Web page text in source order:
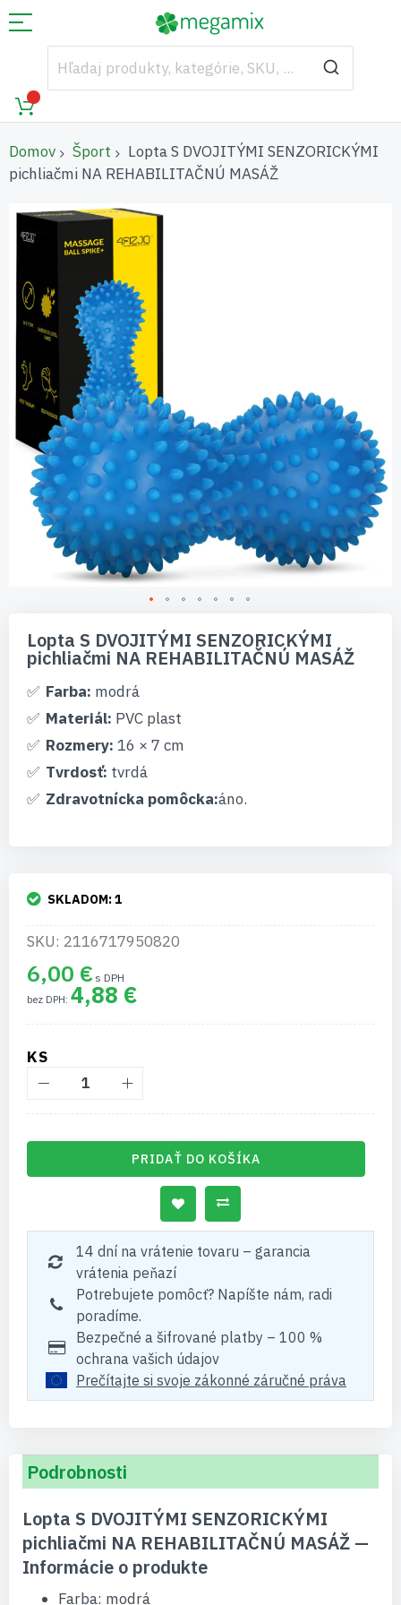
Domov Šport
Lopta S DVOJITÝMI SENZORICKÝMI
pichliačmi NA REHABILITAČNÚ MASÁŽ
Preskočiť
koniec
začiatok
galérie
Lopta S DVOJITÝMI SENZORICKÝMI
pichliačmi NA REHABILITAČNÚ MASÁŽ
Farba: modrá
Materiál: PVC plast
Rozmery: 16 × 7 cm
Tvrdosť: tvrdá
Zdravotnícka pomôcka:áno.
SKLADOM:1
SKU: 2116717950820
6,00 €
4,88 €
KS
PRIDAŤ DO KOŠÍKA
14 dní na vrátenie tovaru – garancia
vrátenia peňazí
Potrebujete pomôcť? Napíšte nám, radi
poradíme.
Bezpečné a šifrované platby – 100 %
ochrana vašich údajov
Prečítajte si svoje zákonné záručné práva
Podrobnosti
Lopta S DVOJITÝMI SENZORICKÝMI
pichliačmi NA REHABILITAČNÚ MASÁŽ —
Informácie o produkte
Farba: modrá